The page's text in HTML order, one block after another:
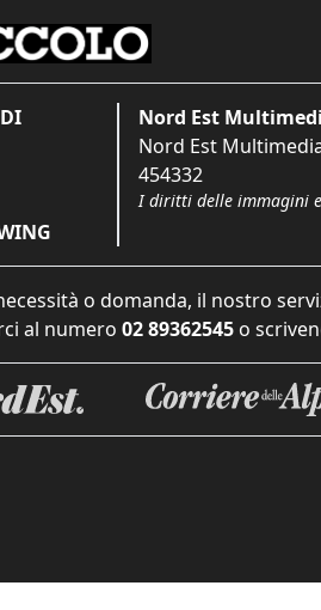
Nord Est
Nord Est Multimedia
454332
I diritti delle immagini
o domanda, il nostro
al numero 02 89362545 o